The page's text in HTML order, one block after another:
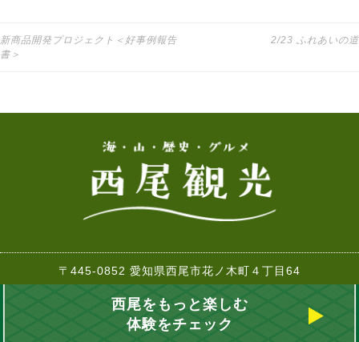
西尾をもっと楽しむ
体験をチェック
投稿ナビゲーション
新商品開発プロジェクト＜好事例報告
書＞
2/23 ふれあいの道
〒445-0852 愛知県西尾市花ノ木町４丁目64
TEL:0563-57-7882 FAX:0563-57-2261
Copyrights © 西尾市観光協会 2017-2018